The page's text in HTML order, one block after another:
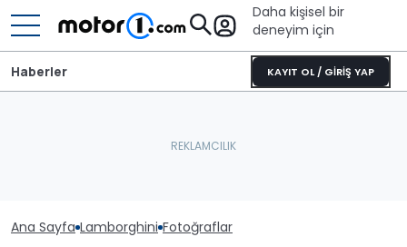
Daha kişisel bir
deneyim için
KAYIT OL / GİRİŞ YAP
Haberler
Ana Sayfa Lamborghini Fotoğraflar